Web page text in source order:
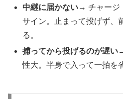
中継に届かない→ チャージ
サイン。止まって投げず、
る。
捕ってから投げるのが遅い
性大。半身で入って一拍を